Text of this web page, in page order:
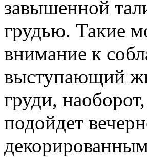
завышенной
грудью. Такие
внимание к
выступающий
груди,
подойдет